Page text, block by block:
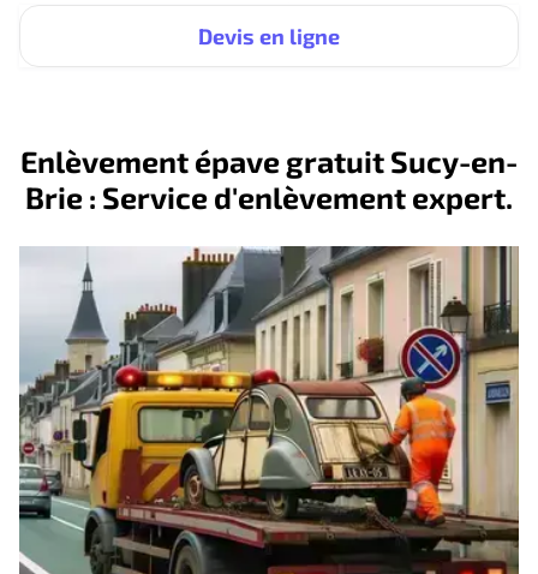
Devis en ligne
Enlèvement épave gratuit Sucy-en-
Brie : Service d'enlèvement expert.